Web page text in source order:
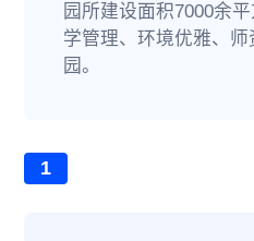
园所建设面积7000余
学管理、环境优雅、
园。
1